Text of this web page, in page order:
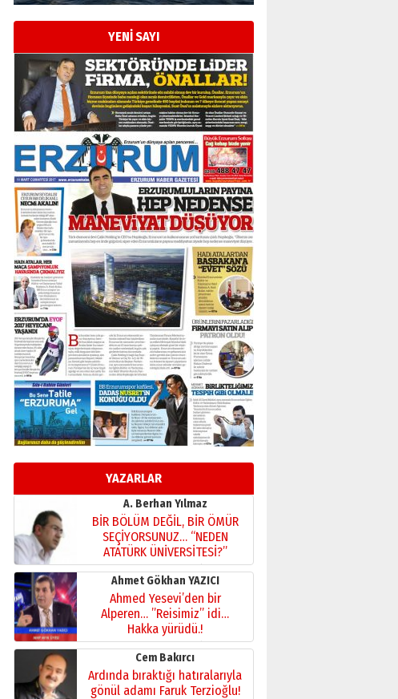
YENİ SAYI
YAZARLAR
Esat BİNDESEN
Başkan Sekmen’den Erzurum’a
bir vizyon proje daha!
02 Ağustos 2026 Pazar
Kadir SABUNCUOĞLU
Erzurumspor’un köşe taşları
29 Haziran 2026 Pazartesi
Kenan GÜLERCİ
Murat Şahsuvaroğlu ERKON’da
çıtayı yukarı taşırken,
yönetimdekiler aşağı
çekmemeli!
17 Şubat 2026 SalıOrhan BOZKURT
Bir fotoğraf, bir şehir, bir
gazeteci… Dizginler kimin
elinde?
A. Berhan Yılmaz
BİR BÖLÜM DEĞİL, BİR ÖMÜR
SEÇİYORSUNUZ… “NEDEN
ATATÜRK ÜNİVERSİTESİ?”
28 Temmuz 2026 Salı
Ahmet Gökhan YAZICI
Ahmed Yesevi’den bir
Alperen… ”Reisimiz” idi…
Hakka yürüdü.!
26 Mart 2026 Perşembe
Cem Bakırcı
Ardında bıraktığı hatıralarıyla
gönül adamı Faruk Terzioğlu!